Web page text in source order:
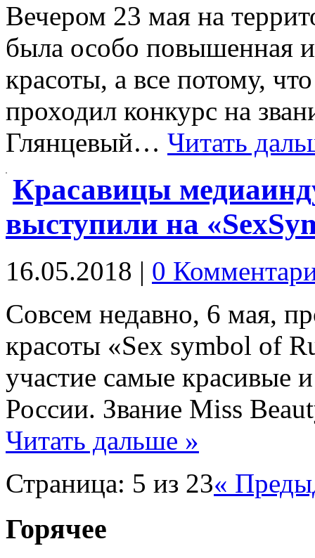
Вечером 23 мая на
была особо повышенная
красоты, а все потому,
проходил конкурс на
Глянцевый… Читать
Красавицы
выступили на
16.05.2018 | 0
Совсем недавно, 6 мая,
красоты «Sex symbol of
участие самые красивые
России. Звание Miss
Читать дальше »
Страница: 5 из 23«
Горячее